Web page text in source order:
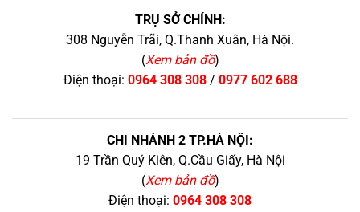
TRỤ SỞ CHÍNH:
308 Nguyễn Trãi, Q.Thanh Xuân, Hà Nội.
(Xem bản đồ)
Điện thoại: 0964 308 308/ 0977 602 688
CHI NHÁNH 2 TP.HÀ NỘI:
19 Trần Quý Kiên, Q.Cầu Giấy, Hà Nội
(Xem bản đồ)
Điện thoại: 0964 308 308